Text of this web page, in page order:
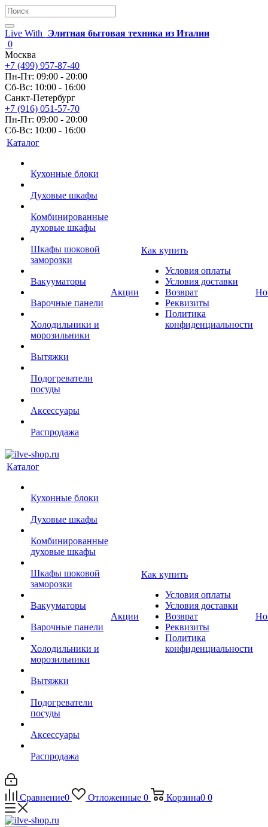
Live With
Элитная бытовая техника из Италии
0
Москва
+7 (499) 957-87-40
Пн-Пт: 09:00 - 20:00
Сб-Вс: 10:00 - 16:00
Санкт-Петербург
+7 (916) 051-57-70
Пн-Пт: 09:00 - 20:00
Сб-Вс: 10:00 - 16:00
Каталог
Кухонные блоки
Духовые шкафы
Комбинированные
духовые шкафы
Шкафы шоковой
заморозки
Вакууматоры
Варочные панели
Холодильники и
морозильники
Вытяжки
Подогреватели
посуды
Аксессуары
Распродажа
Акции
Как купить
Условия оплаты
Условия доставки
Возврат
Реквизиты
Политика
конфиденциальности
Каталог
Кухонные блоки
Духовые шкафы
Комбинированные
духовые шкафы
Шкафы шоковой
заморозки
Вакууматоры
Варочные панели
Холодильники и
морозильники
Вытяжки
Подогреватели
посуды
Аксессуары
Распродажа
Акции
Как купить
Условия оплаты
Условия доставки
Возврат
Реквизиты
Политика
конфиденциальности
Сравнение0 Отложенные 0 Корзина0 0